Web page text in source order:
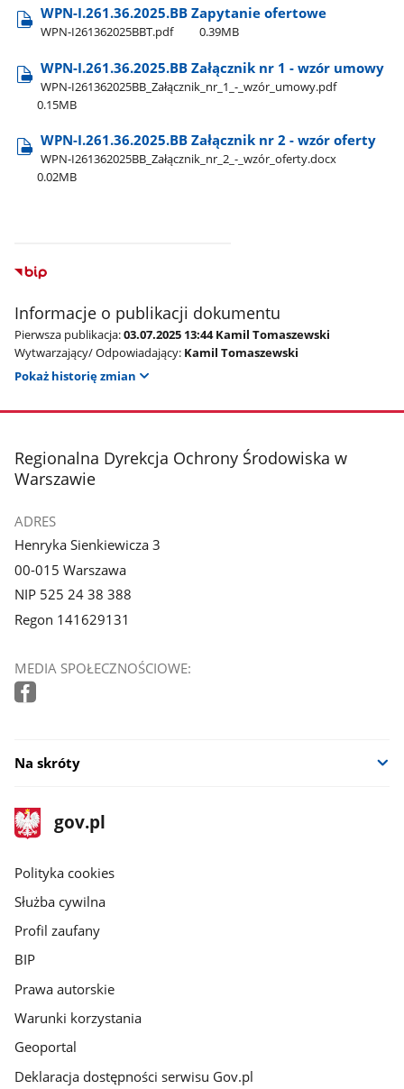
WPN-I.261.36.2025.BB Zapytanie ofertowe
WPN-I261362025BBT.pdf 0.39MB
WPN-I.261.36.2025.BB Załącznik nr 1 - wzór umowy
WPN-I261362025BB​_Załącznik​_nr​_1​_-​_wzór​_umowy.pdf
0.15MB
WPN-I.261.36.2025.BB Załącznik nr 2 - wzór oferty
WPN-I261362025BB​_Załącznik​_nr​_2​_-​_wzór​_oferty.docx
0.02MB
Informacje o publikacji dokumentu
Pierwsza publikacja:03.07.2025 13:44 Kamil Tomaszewski
Wytwarzający/ Odpowiadający: Kamil Tomaszewski
Pokaż historię zmian
stopka
Regionalna Dyrekcja Ochrony Środowiska w
Warszawie
ADRES
Henryka Sienkiewicza 3
00-015 Warszawa
NIP 525 24 38 388
Regon 141629131
MEDIA SPOŁECZNOŚCIOWE:
Na skróty
stopka
gov.pl
Strona
gov.pl
gov.pl
Polityka cookies
Służba cywilna
Profil zaufany
BIP
Prawa autorskie
Warunki korzystania
Geoportal
Deklaracja dostępności serwisu Gov.pl